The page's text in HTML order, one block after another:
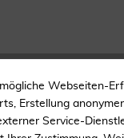
Webseiten-
Erstellung
Service-